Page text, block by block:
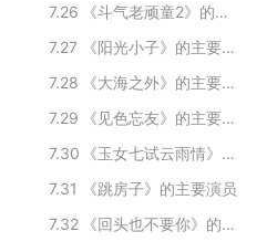
7.26
《斗气老顽童2》的主要演员
7.27
《阳光小子》的主要演员
7.28
《大海之外》的主要演员
7.29
《见色忘友》的主要演员
7.30
《玉女七试云雨情》的主要演员
7.31
《跳房子》的主要演员
7.32
《回头也不要你》的主要演员